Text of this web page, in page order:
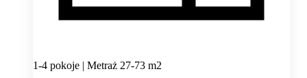
1-4 pokoje | Metraż 27-73 m2